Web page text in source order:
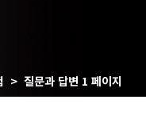
> 질문과 답변 1 페이지